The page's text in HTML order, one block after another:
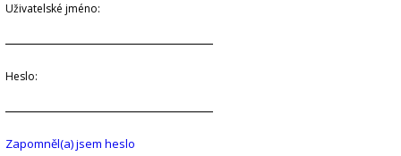
Uživatelské jméno:
Heslo:
Zapomněl(a) jsem heslo